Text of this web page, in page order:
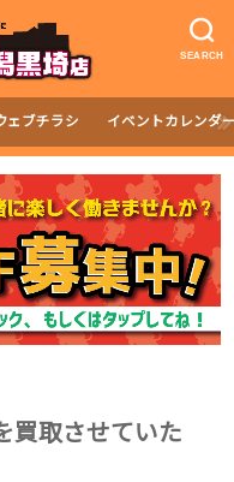
SEARCH
ェブチラシ イベントカレンダ
買取させていた